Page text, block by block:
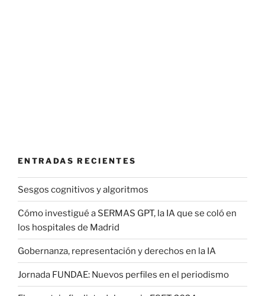
ENTRADAS RECIENTES
Sesgos cognitivos y algoritmos
Cómo investigué a SERMAS GPT, la IA que se coló en
los hospitales de Madrid
Gobernanza, representación y derechos en la IA
Jornada FUNDAE: Nuevos perfiles en el periodismo